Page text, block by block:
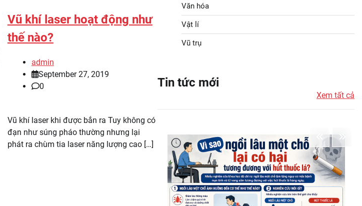
Vũ khí laser hoạt động như
thế nào?
admin
September 27, 2019
0
Vũ khí laser khi được bắn ra Tuy không có
đạn như súng pháo thường nhưng lại
phát ra chùm tia laser năng lượng cao […]
Văn hóa
Vật lí
Vũ trụ
Tin tức mới
Xem tất cả